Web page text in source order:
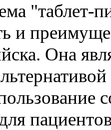
"таблет-
и
Она